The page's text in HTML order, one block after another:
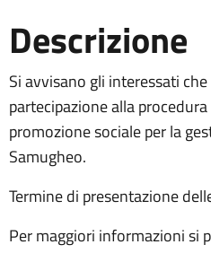
Descrizione
Si avvisano gli interessati
partecipazione alla
promozione sociale per la
Samugheo.
Termine di presentazione
Per maggiori informazioni si